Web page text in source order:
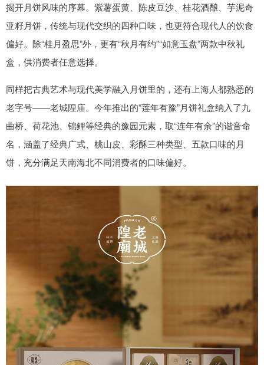
揭开月饼风味的序幕。紫薯蛋黄、陈皮豆沙、桂花酒酿、芋泥奇
亚籽月饼，传统与现代交织的四种口味，也更符合现代人的饮食
偏好。除“桂月盈思”外，更有“秋月有约”“如意玉盘”两款中秋礼
盒，供消费者任意选择。
同样把古典艺术与现代美学融入月饼里的，还有上海人都熟悉的
老字号——老城隍庙。今年推出的“莲年有豫”月饼礼盒纳入了九
曲桥、荷花池、锦鲤等经典的豫园元素，取“连年有余”的谐音命
名，涵盖了经典广式、桃山皮、彩酥三种类型、五款口味的月
饼，充分满足天南海北不同消费者的口味偏好。